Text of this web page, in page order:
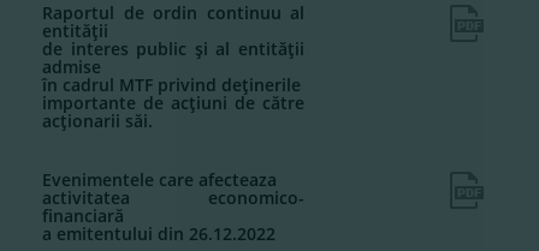
Raportul de ordin continuu al
entităţii
de interes public şi al entităţii
admise
în cadrul MTF privind deţinerile
importante de acţiuni de către
acţionarii săi.
Evenimentele care afecteaza
activitatea economico-
financiară
a emitentului din 26.12.2022